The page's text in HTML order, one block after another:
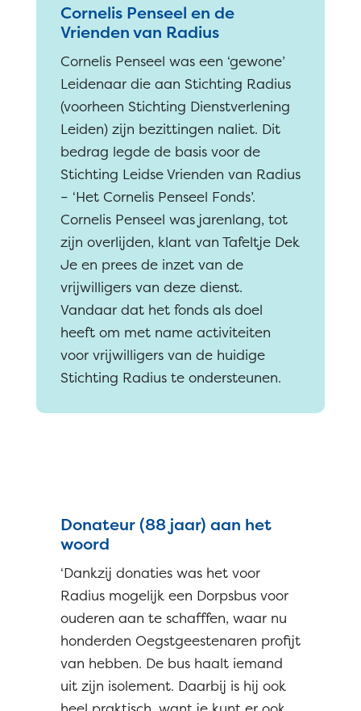
Cornelis Penseel en de
Vrienden van Radius
Cornelis Penseel was een ‘gewone’
Leidenaar die aan Stichting Radius
(voorheen Stichting Dienstverlening
Leiden) zijn bezittingen naliet. Dit
bedrag legde de basis voor de
Stichting Leidse Vrienden van Radius
– ‘Het Cornelis Penseel Fonds’.
Cornelis Penseel was jarenlang, tot
zijn overlijden, klant van Tafeltje Dek
Je en prees de inzet van de
vrijwilligers van deze dienst.
Vandaar dat het fonds als doel
heeft om met name activiteiten
voor vrijwilligers van de huidige
Stichting Radius te ondersteunen.
Donateur (88 jaar) aan het
woord
‘Dankzij donaties was het voor
Radius mogelijk een Dorpsbus voor
ouderen aan te schafffen, waar nu
honderden Oegstgeestenaren profijt
van hebben. De bus haalt iemand
uit zijn isolement. Daarbij is hij ook